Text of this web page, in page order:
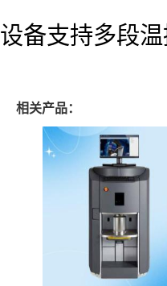
设备支持多段
相关产品：